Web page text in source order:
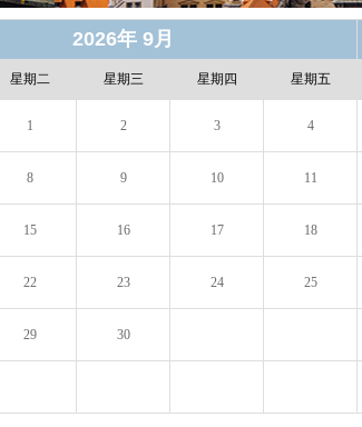
2026年 9月
星期二 星期三 星期四 星期五
1 2 3 4
8 9 10 11
15 16 17 18
22 23 24 25
29 30